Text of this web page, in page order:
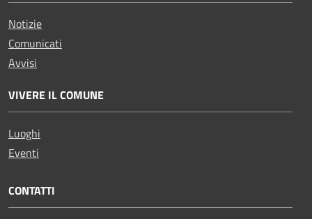
Notizie
Comunicati
Avvisi
VIVERE IL COMUNE
Luoghi
Eventi
CONTATTI